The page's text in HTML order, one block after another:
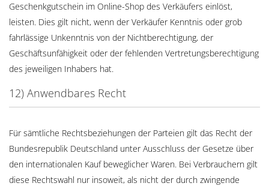
Geschenkgutschein im Online-Shop des Verkäufers einlöst,
leisten. Dies gilt nicht, wenn der Verkäufer Kenntnis oder grob
fahrlässige Unkenntnis von der Nichtberechtigung, der
Geschäftsunfähigkeit oder der fehlenden Vertretungsberechtigung
des jeweiligen Inhabers hat.
12) Anwendbares Recht
Für sämtliche Rechtsbeziehungen der Parteien gilt das Recht der
Bundesrepublik Deutschland unter Ausschluss der Gesetze über
den internationalen Kauf beweglicher Waren. Bei Verbrauchern gilt
diese Rechtswahl nur insoweit, als nicht der durch zwingende